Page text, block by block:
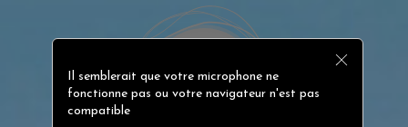
Il semblerait que votre microphone ne
fonctionne pas ou votre navigateur n'est pas
compatible